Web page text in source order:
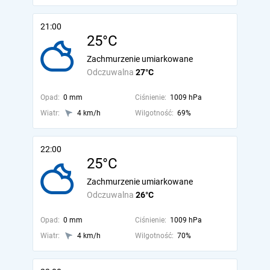
21:00
25°C
Odczuwalna 27°C
Zachmurzenie umiarkowane
Opad: 0 mm Ciśnienie: 1009 hPa
Wiatr:
4 km/h Wilgotność: 69%
22:00
25°C
Odczuwalna 26°C
Zachmurzenie umiarkowane
Opad: 0 mm Ciśnienie: 1009 hPa
Wiatr:
4 km/h Wilgotność: 70%